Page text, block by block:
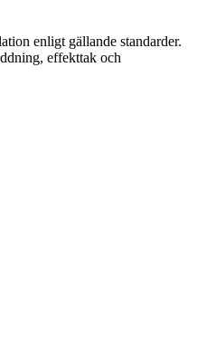
enligt gällande standarder.
effekttak och